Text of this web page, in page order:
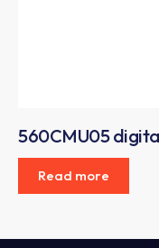
560CMU05
Read more